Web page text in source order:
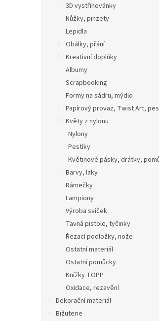
3D vystřihovánky
Nůžky, pinzety
Lepidla
Obálky, přání
Kreativní doplňky
Albumy
Scrapbooking
Formy na sádru, mýdlo
Papírový provaz, Twist Art,
Květy z nylonu
Nylony
Pestíky
Květinové pásky, drátky,
Barvy, laky
Rámečky
Lampiony
Výroba svíček
Tavná pistole, tyčinky
Řezací podložky, nože
Ostatní materiál
Ostatní pomůcky
Knížky TOPP
Oxidace, rezavění
Dekorační materiál
Bižuterie